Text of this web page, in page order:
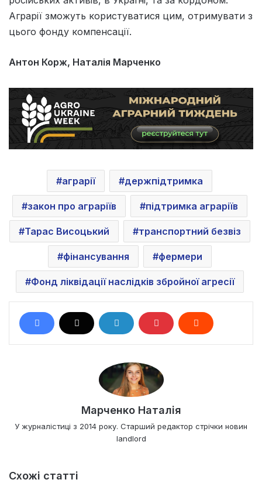
Аграрії зможуть користуватися цим, отримувати з
цього фонду компенсації.
Антон Корж, Наталія Марченко
аграрії держпідтримка
закон про аграріїв підтримка аграріїв
Тарас Висоцький транспортний безвіз
фінансування фермери
Фонд ліквідації наслідків збройної агресії
Марченко Наталія
У журналістиці з 2014 року. Старший редактор стрічки новин
landlord
Схожі статті